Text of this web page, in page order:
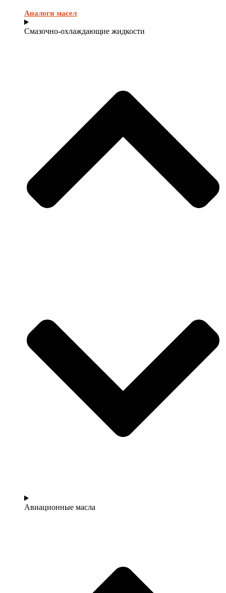
Аналоги масел
Смазочно-охлаждающие жидкости
Авиационные масла